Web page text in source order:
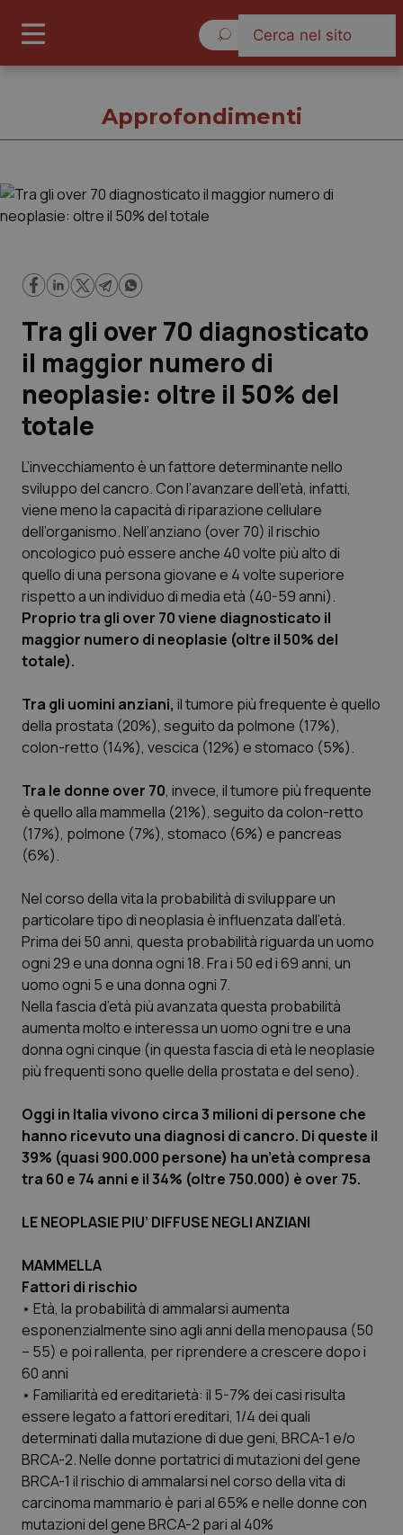
Governo e Parlamento
Regioni e Asl
Lavoro e Professioni
Studi e Analisi
Lettere al direttore
Edizioni Regionali
QS Pro
Abruzzo
Calabria
Campania
Emilia-Romagna
Friuli Venezia Giulia
Lazio
Liguria
Marche
Provincia Autonoma di Bolzano
Provincia Autonoma di Trento
Puglia
Sardegna
Sicilia
Toscana
QS Pro Gold
Asma & BPCO
Car-T
Colesterolo & coronaropatie
Dermatite Atopica
Diabete & glucometri
Disturbi dell’umore
Donna & Salute
Infezioni & Febbre
Ipertensione & Scompenso
Malattie rare
Malattia di Crohn & Rettocolite Ulcerosa
Neuroscienze & patologie neurodegenerative
Obesità
Approfondimenti
Tra gli over 70 diagnosticato
il maggior numero di
neoplasie: oltre il 50% del
totale
L’invecchiamento è un fattore determinante nello
sviluppo del cancro. Con l’avanzare dell’età, infatti,
viene meno la capacità di riparazione cellulare
dell’organismo. Nell’anziano (over 70) il rischio
oncologico può essere anche 40 volte più alto di
quello di una persona giovane e 4 volte superiore
rispetto a un individuo di media età (40-59 anni).
Proprio tra gli over 70 viene diagnosticato il
maggior numero di neoplasie (oltre il 50% del
totale).
Tra gli uomini anziani, il tumore più frequente è quello
della prostata (20%), seguito da polmone (17%),
colon-retto (14%), vescica (12%) e stomaco (5%).
Tra le donne over 70, invece, il tumore più frequente
è quello alla mammella (21%), seguito da colon-retto
(17%), polmone (7%), stomaco (6%) e pancreas
(6%).
Nel corso della vita la probabilità di sviluppare un
particolare tipo di neoplasia è influenzata dall’età.
Prima dei 50 anni, questa probabilità riguarda un uomo
ogni 29 e una donna ogni 18. Fra i 50 ed i 69 anni, un
uomo ogni 5 e una donna ogni 7.
Nella fascia d’età più avanzata questa probabilità
aumenta molto e interessa un uomo ogni tre e una
donna ogni cinque (in questa fascia di età le neoplasie
più frequenti sono quelle della prostata e del seno).
Oggi in Italia vivono circa 3 milioni di persone che
hanno ricevuto una diagnosi di cancro. Di queste il
39% (quasi 900.000 persone) ha un’età compresa
tra 60 e 74 anni e il 34% (oltre 750.000) è over 75.
LE NEOPLASIE PIU’ DIFFUSE NEGLI ANZIANI
MAMMELLA
Fattori di rischio
• Età, la probabilità di ammalarsi aumenta
esponenzialmente sino agli anni della menopausa (50
– 55) e poi rallenta, per riprendere a crescere dopo i
60 anni
• Familiarità ed ereditarietà: il 5-7% dei casi risulta
essere legato a fattori ereditari, 1/4 dei quali
determinati dalla mutazione di due geni, BRCA-1 e/o
BRCA-2. Nelle donne portatrici di mutazioni del gene
BRCA-1 il rischio di ammalarsi nel corso della vita di
carcinoma mammario è pari al 65% e nelle donne con
mutazioni del gene BRCA-2 pari al 40%